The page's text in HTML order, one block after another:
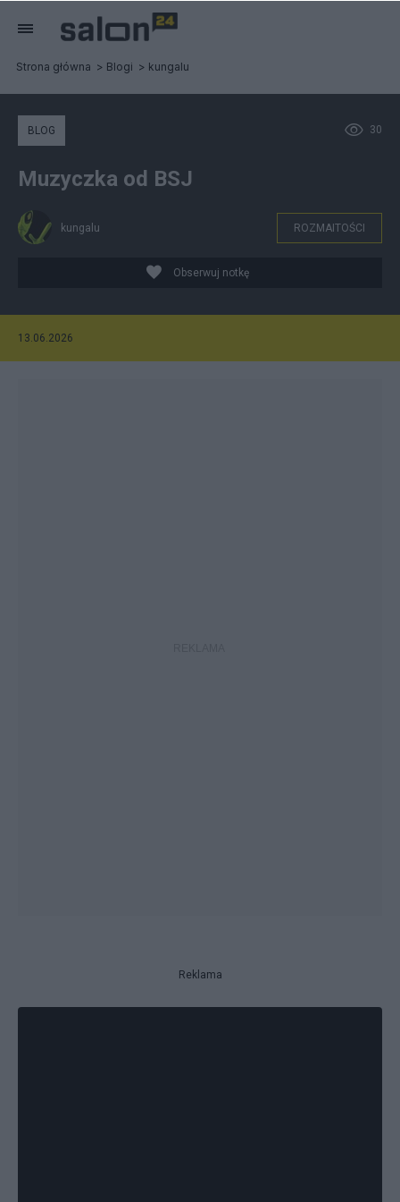
Strona główna Blogi kungalu
30
BLOG
Muzyczka od BSJ
kungalu ROZMAITOŚCI
Obserwuj notkę
13.06.2026
Reklama